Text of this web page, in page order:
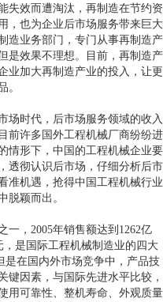
失效而遭淘汰，再制造在节约资
，也为企业后市场服务带来巨大
造业务部门，专门从事再制造产
是效果不理想。目前，再制造产
业加大再制造产业的投入，让更
。
场时代，后市场服务领域的收入
前许多国外工程机械厂商纷纷进
情形下，中国的工程机械企业要
透彻认识后市场，仔细分析后市
准机遇，抢得中国工程机械行业
脱颖而出。
一，2005年销售额达到1262亿
，是国际工程机械制造业的四大
在国内外市场竞争中，产品技
键因素，与国际先进水平比较，
用可靠性、整机寿命、外观质量